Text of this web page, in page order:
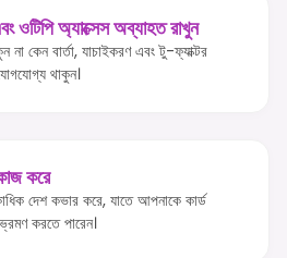
ওটিপি অ্যাক্সেস অব্যাহত রাখুন
না কেন বার্তা, যাচাইকরণ এবং টু-ফ্যাক্টর
থাকুন।
করে
দেশ কভার করে, যাতে আপনাকে কার্ড
করতে পারেন।